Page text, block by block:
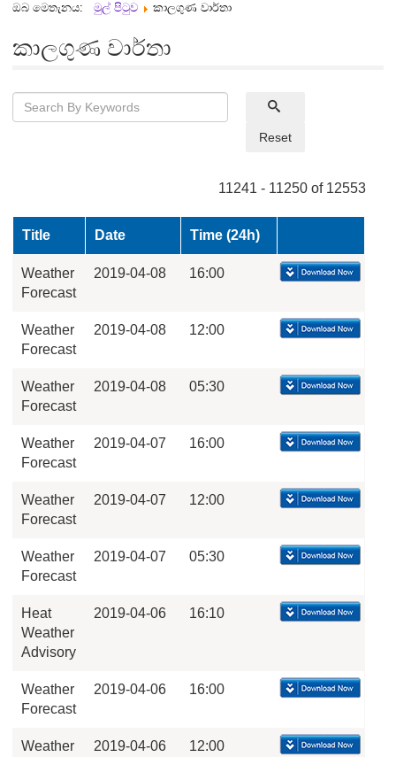
ඔබ මෙතැනය: මුල් පිටුව කාලගුණ වාර්තා
කාලගුණ වාර්තා
Reset
11241 - 11250 of 12553
Title Date Time (24h)
Weather
Forecast
2019-04-08 16:00
Weather
Forecast
2019-04-08 12:00
Weather
Forecast
2019-04-08 05:30
Weather
Forecast
2019-04-07 16:00
Weather
Forecast
2019-04-07 12:00
Weather
Forecast
2019-04-07 05:30
Heat
Weather
Advisory
2019-04-06 16:10
Weather
Forecast
2019-04-06 16:00
Weather
2019-04-06 12:00